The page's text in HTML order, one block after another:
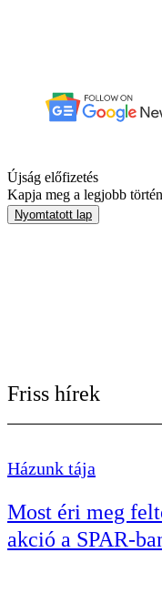
Újság előfizetés
Kapja meg a legjobb
Nyomtatott lap
Friss hírek
Házunk tája
Most éri meg
akció a SPAR-